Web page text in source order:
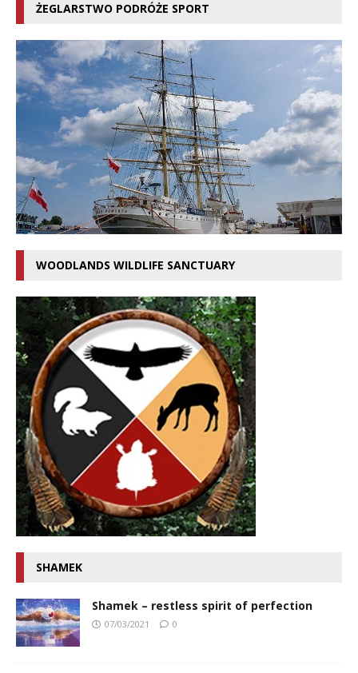
ŻEGLARSTWO PODRÓŻE SPORT
WOODLANDS WILDLIFE SANCTUARY
SHAMEK
Shamek – restless spirit of perfection
07/03/2021 0